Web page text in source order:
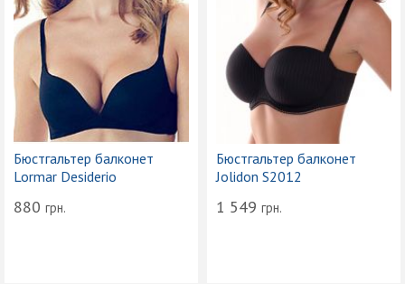
Бюстгальтер балконет
Lormar Desiderio
880 грн.
Бюстгальтер балконет
Jolidon S2012
1 549 грн.